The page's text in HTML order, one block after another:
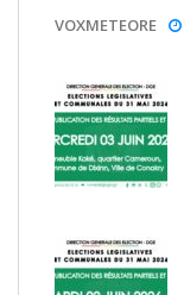
VOXMETEORE